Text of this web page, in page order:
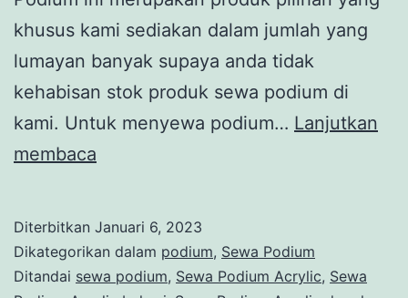
khusus kami sediakan dalam jumlah yang
lumayan banyak supaya anda tidak
kehabisan stok produk sewa podium di
kami. Untuk menyewa podium… Lanjutkan
membaca
STEEL
WILAYAH
Diterbitkan Januari 6, 2023
Dikategorikan dalam podium, Sewa Podium
Ditandai sewa podium, Sewa Podium Acrylic, Sewa